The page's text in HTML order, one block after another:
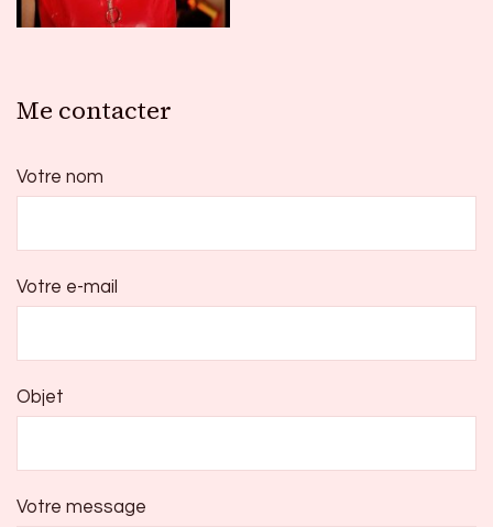
Me contacter
Votre nom
Votre e-mail
Objet
Votre message